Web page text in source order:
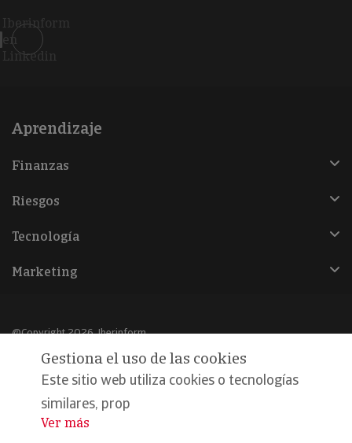
Iberinform
en
Linkedin
Aprendizaje
Finanzas
Riesgos
Tecnología
Marketing
@Copyright 2026, Iberinform
Política de cookies
Declaración de privacidad
Gestiona el uso de las cookies
Este sitio web utiliza cookies o tecnologías
similares, prop
...
Ver más